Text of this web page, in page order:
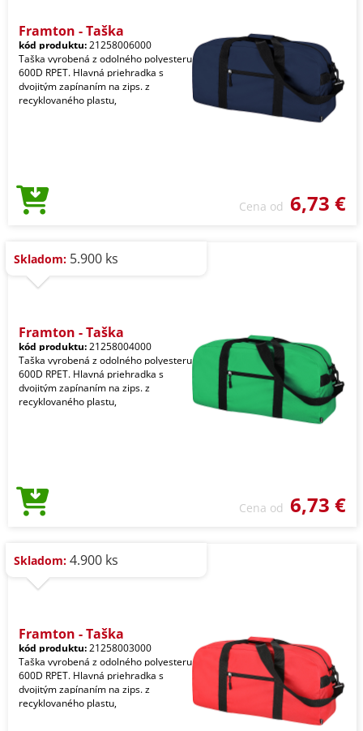
Framton - Taška
kód produktu:21258006000
Taška vyrobená z odolného polyesteru
600D RPET. Hlavná priehradka s
dvojitým zapínaním na zips. z
recyklovaného plastu,
Cena od 6,73 €
Skladom: 5.900 ks
Framton - Taška
kód produktu:21258004000
Taška vyrobená z odolného polyesteru
600D RPET. Hlavná priehradka s
dvojitým zapínaním na zips. z
recyklovaného plastu,
Cena od 6,73 €
Skladom: 4.900 ks
Framton - Taška
kód produktu:21258003000
Taška vyrobená z odolného polyesteru
600D RPET. Hlavná priehradka s
dvojitým zapínaním na zips. z
recyklovaného plastu,